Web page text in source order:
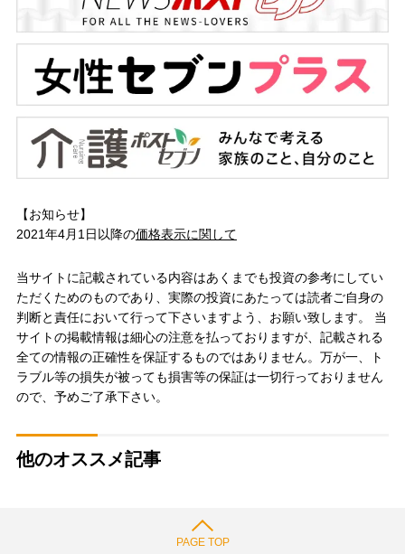
【お知らせ】
2021年4月1日以降の価格表示に関して
当サイトに記載されている内容はあくまでも投資の参考にしてい
ただくためのものであり、実際の投資にあたっては読者ご自身の
判断と責任において行って下さいますよう、お願い致します。 当
サイトの掲載情報は細心の注意を払っておりますが、記載される
全ての情報の正確性を保証するものではありません。万が一、ト
ラブル等の損失が被っても損害等の保証は一切行っておりません
ので、予めご了承下さい。
他のオススメ記事
PAGE TOP